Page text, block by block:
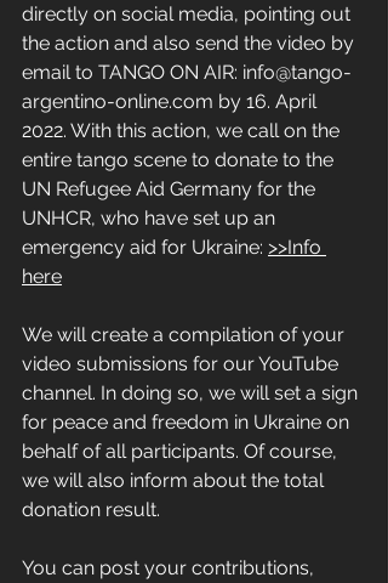
directly on social media, pointing out
the action and also send the video by
email to TANGO ON AIR: info@tango-
argentino-online.com by 16. April
2022. With this action, we call on the
entire tango scene to donate to the
UN Refugee Aid Germany for the
UNHCR, who have set up an
emergency aid for Ukraine: >>Info
here
We will create a compilation of your
video submissions for our YouTube
channel. In doing so, we will set a sign
for peace and freedom in Ukraine on
behalf of all participants. Of course,
we will also inform about the total
donation result.
You can post your contributions,